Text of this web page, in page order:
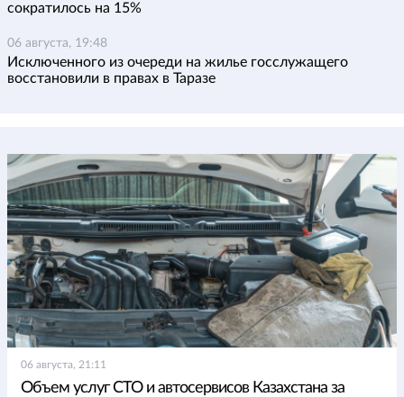
сократилось на 15%
06 августа, 19:48
Исключенного из очереди на жилье госслужащего
восстановили в правах в Таразе
06 августа, 21:11
Объем услуг СТО и автосервисов Казахстана за